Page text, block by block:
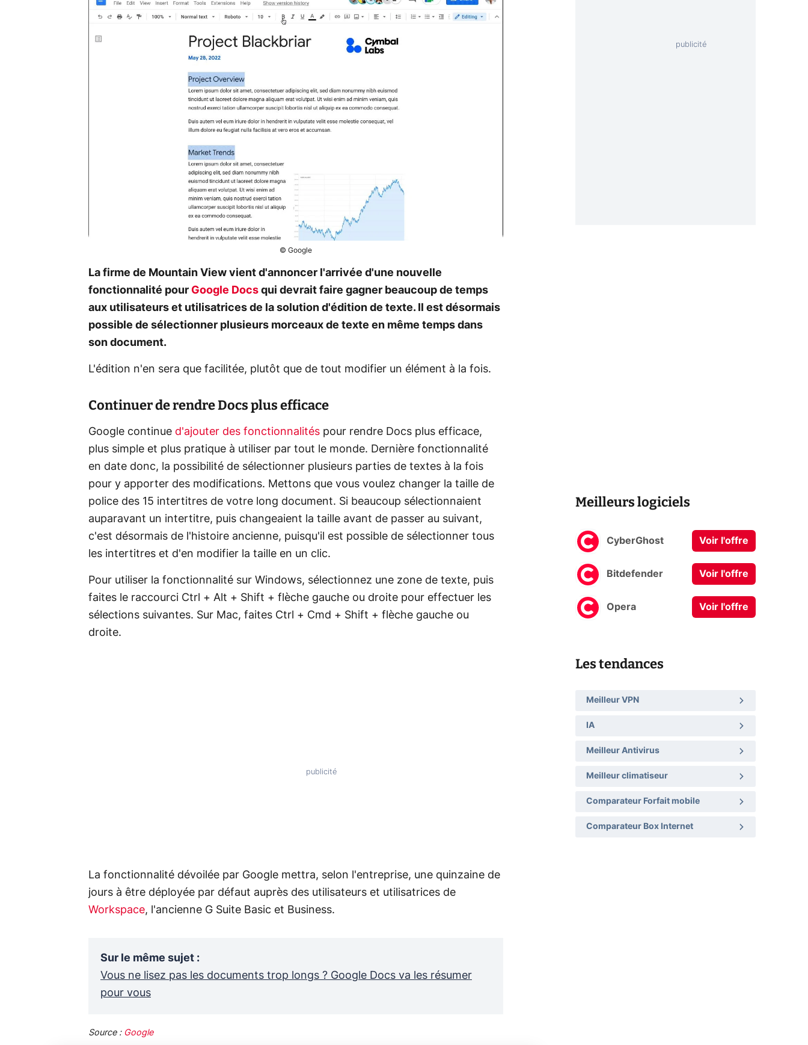
© Google
La firme de Mountain View vient d'annoncer l'arrivée d'une nouvelle
fonctionnalité pour Google Docs qui devrait faire gagner beaucoup de temps
aux utilisateurs et utilisatrices de la solution d'édition de texte. Il est désormais
possible de sélectionner plusieurs morceaux de texte en même temps dans
son document.
L'édition n'en sera que facilitée, plutôt que de tout modifier un élément à la fois.
Continuer de rendre Docs plus efficace
Google continue d'ajouter des fonctionnalités pour rendre Docs plus efficace,
plus simple et plus pratique à utiliser par tout le monde. Dernière fonctionnalité
en date donc, la possibilité de sélectionner plusieurs parties de textes à la fois
pour y apporter des modifications. Mettons que vous voulez changer la taille de
police des 15 intertitres de votre long document. Si beaucoup sélectionnaient
auparavant un intertitre, puis changeaient la taille avant de passer au suivant,
c'est désormais de l'histoire ancienne, puisqu'il est possible de sélectionner tous
les intertitres et d'en modifier la taille en un clic.
Pour utiliser la fonctionnalité sur Windows, sélectionnez une zone de texte, puis
faites le raccourci Ctrl + Alt + Shift + flèche gauche ou droite pour effectuer les
sélections suivantes. Sur Mac, faites Ctrl + Cmd + Shift + flèche gauche ou
droite.
La fonctionnalité dévoilée par Google mettra, selon l'entreprise, une quinzaine de
jours à être déployée par défaut auprès des utilisateurs et utilisatrices de
Workspace, l'ancienne G Suite Basic et Business.
Sur le même sujet :
Vous ne lisez pas les documents trop longs ? Google Docs va les résumer
pour vous
Source : Google
Meilleurs logiciels
CyberGhost Voir l'offre
Bitdefender Voir l'offre
Opera Voir l'offre
Les tendances
Meilleur VPN
IA
Meilleur Antivirus
Meilleur climatiseur
Comparateur Forfait mobile
Comparateur Box Internet